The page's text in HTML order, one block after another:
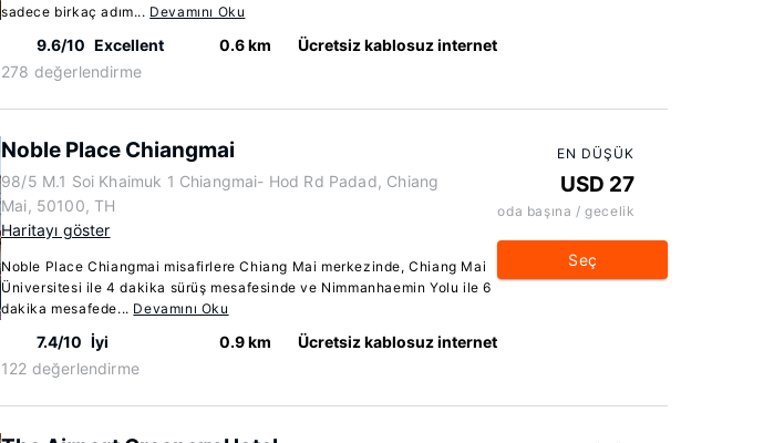
sadece birkaç adım... Devamını Oku
9.6/10 Excellent
278 değerlendirme
0.6 km Ücretsiz kablosuz internet
Noble Place Chiangmai
98/5 M.1 Soi Khaimuk 1 Chiangmai- Hod Rd Padad, Chiang
Mai, 50100, TH
Haritayı göster
Noble Place Chiangmai misafirlere Chiang Mai merkezinde, Chiang Mai
Üniversitesi ile 4 dakika sürüş mesafesinde ve Nimmanhaemin Yolu ile 6
dakika mesafede... Devamını Oku
7.4/10 İyi
122 değerlendirme
0.9 km Ücretsiz kablosuz internet
EN DÜŞÜK
USD 27
oda başına / gecelik
Seç